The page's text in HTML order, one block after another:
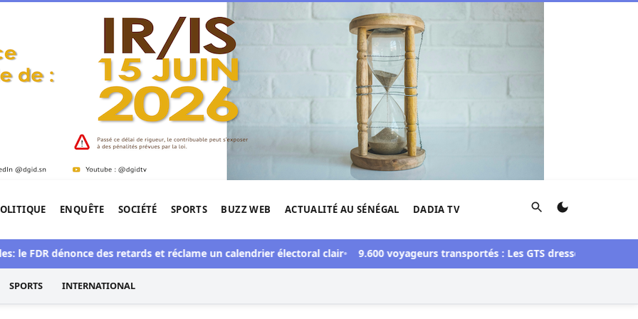
de l'Afrique.
ENQUÊTE SOCIÉTÉ SPORTS BUZZ WEB ACTUALITÉ AU SÉNÉGAL DADIA TV Rechercher
dénonce des retards et réclame un calendrier électoral clair 9.600 voyageurs transportés : Les GTS dressent un bilan positif
SPORTS INTERNATIONAL